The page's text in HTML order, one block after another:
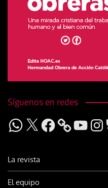
Síguenos en redes
WhatsApp
X Facebook YouTube
La revista
El equipo